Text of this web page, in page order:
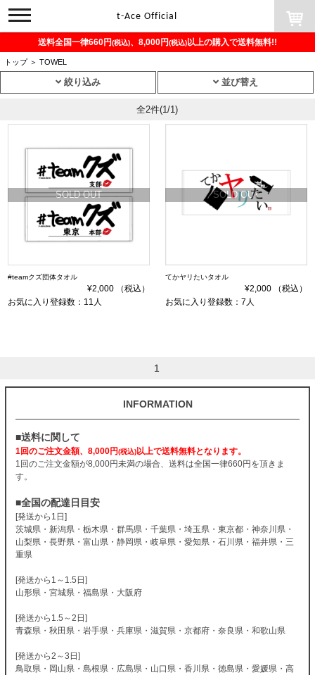
toggle
navigation
t-Ace Official
送料全国一律660円(税込)、8,000円(税込)以上の購入で送料無料!!
トップ ＞ TOWEL
絞り込み 並び替え
全2件(1/1)
SOLD OUT
#teamクズ団体タオル
¥2,000 （税込）
お気に入り登録数：11人
SOLD OUT
てかヤリたいタオル
¥2,000 （税込）
お気に入り登録数：7人
1
INFORMATION
■送料に関して
1回のご注文金額、8,000円(税込)以上で送料無料となります。
1回のご注文金額が8,000円未満の場合、送料は全国一律660円を頂きま
す。
■全国の配達日目安
[発送から1日]
茨城県・新潟県・栃木県・群馬県・千葉県・埼玉県・東京都・神奈川県・
山梨県・長野県・富山県・静岡県・岐阜県・愛知県・石川県・福井県・三
重県
[発送から1～1.5日]
山形県・宮城県・福島県・大阪府
[発送から1.5～2日]
青森県・秋田県・岩手県・兵庫県・滋賀県・京都府・奈良県・和歌山県
[発送から2～3日]
鳥取県・岡山県・島根県・広島県・山口県・香川県・徳島県・愛媛県・高